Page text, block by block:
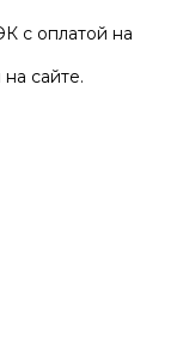
с оплатой на
сайте.